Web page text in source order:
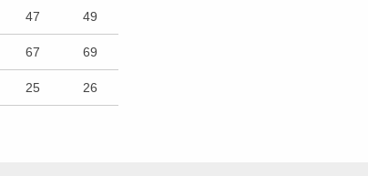
47 49
67 69
25 26